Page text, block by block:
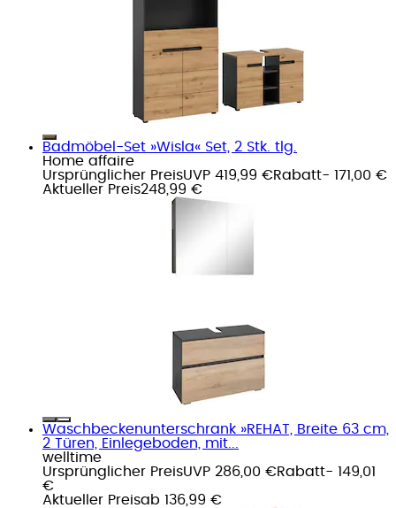
Badmöbel-Set »Wisla« Set, 2 Stk. tlg.
Home affaire
Ursprünglicher PreisUVP 419,99 €Rabatt- 171,00 €
Aktueller Preis248,99 €
Waschbeckenunterschrank »REHAT, Breite 63 cm,
2 Türen, Einlegeboden, mit...
welltime
Ursprünglicher PreisUVP 286,00 €Rabatt- 149,01
€
Aktueller Preisab 136,99 €